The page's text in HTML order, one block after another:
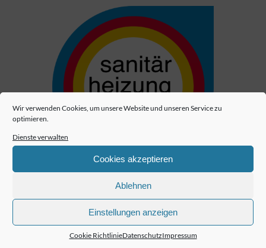
Wir verwenden Cookies, um unsere Website und unseren Service zu
optimieren.
Dienste verwalten
Cookies akzeptieren
Ablehnen
Einstellungen anzeigen
Cookie RichtlinieDatenschutzImpressum